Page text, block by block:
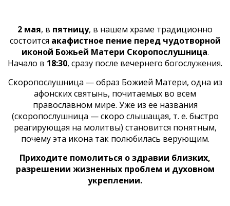
2 мая, в пятницу, в нашем храме традиционно
состоится акафистное пение перед чудотворной
иконой Божьей Матери Скоропослушница.
Начало в 18:30, сразу после вечернего богослужения.
Скоропослушница — образ Божией Матери, одна из
афонских святынь, почитаемых во всем
православном мире. Уже из ее названия
(скоропослушница — скоро слышащая, т. е. быстро
реагирующая на молитвы) становится понятным,
почему эта икона так полюбилась верующим.
Приходите помолиться о здравии близких,
разрешении жизненных проблем и духовном
укреплении.